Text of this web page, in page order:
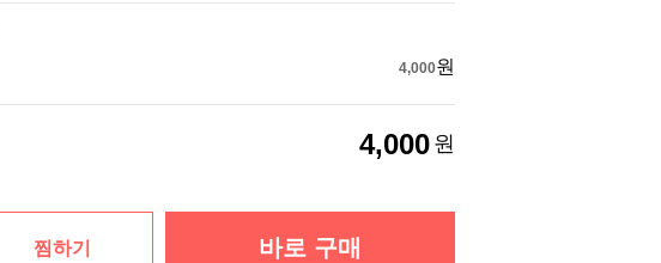
4,000원
4,000 원
찜하기 바로 구매